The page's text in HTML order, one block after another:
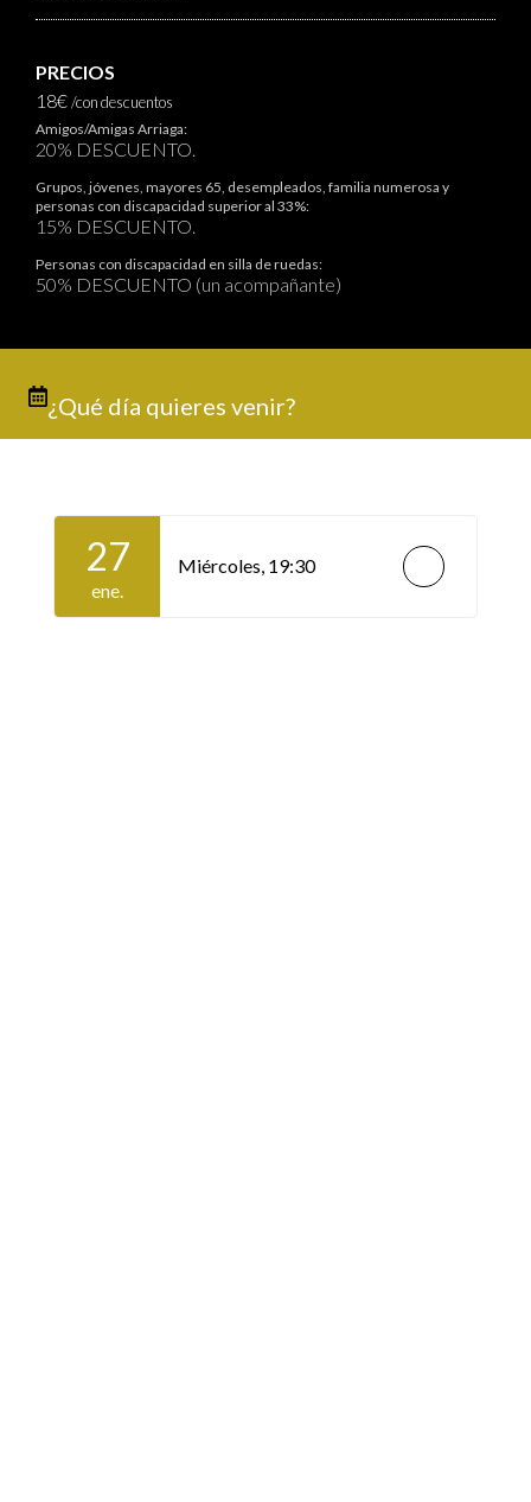
PRECIOS
18€/con descuentos
Amigos/Amigas Arriaga:
20% DESCUENTO.
Grupos, jóvenes, mayores 65, desempleados, familia numerosa y
personas con discapacidad superior al 33%:
15% DESCUENTO.
Personas con discapacidad en silla de ruedas:
50% DESCUENTO (un acompañante)
¿Qué día quieres venir?
27
ene.
Miércoles, 19:30